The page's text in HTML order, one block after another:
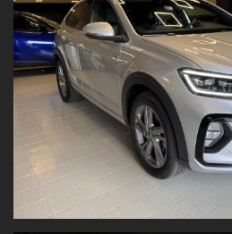
Volkswagen. Taigo R-Line 1.0 TSI
accessori
Climatizzatore automatico a due zone
Keyless system
Telecamera posteriore
Sedili sportivi
Volante in pelle
Bracciolo anteriore
Fondo del bagagliaio variabile in due
Ready for VW Connect e VW Connect
Antifurto immobilizer,
Impianto audio con touchscreen,